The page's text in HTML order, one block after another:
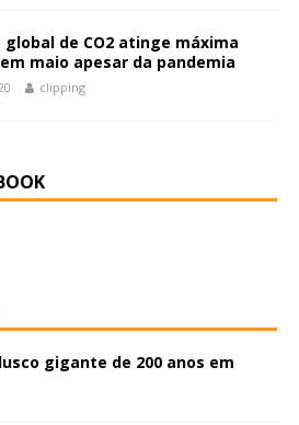
global de CO2 atinge máxima
maio apesar da pandemia
clipping
gigante de 200 anos em